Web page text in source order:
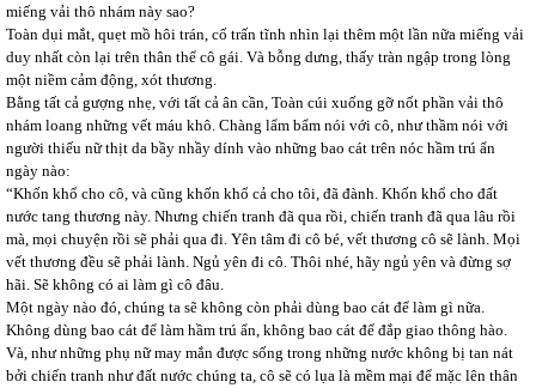
miếng vải thô nhám này sao?
Toàn dụi mắt, quẹt mồ hôi trán, cố trấn tĩnh nhìn lại thêm một lần nữa miếng vải
duy nhất còn lại trên thân thể cô gái. Và bỗng dưng, thấy tràn ngập trong lòng
một niềm cảm động, xót thương.
Bằng tất cả gượng nhẹ, với tất cả ân cần, Toàn cúi xuống gỡ nốt phần vải thô
nhám loang những vết máu khô. Chàng lẩm bẩm nói với cô, như thầm nói với
người thiếu nữ thịt da bầy nhầy dính vào những bao cát trên nóc hầm trú ẩn
ngày nào:
“Khốn khổ cho cô, và cũng khốn khổ cả cho tôi, đã đành. Khốn khổ cho đất
nước tang thương này. Nhưng chiến tranh đã qua rồi, chiến tranh đã qua lâu rồi
mà, mọi chuyện rồi sẽ phải qua đi. Yên tâm đi cô bé, vết thương cô sẽ lành. Mọi
vết thương đều sẽ phải lành. Ngủ yên đi cô. Thôi nhé, hãy ngủ yên và đừng sợ
hãi. Sẽ không có ai làm gì cô đâu.
Một ngày nào đó, chúng ta sẽ không còn phải dùng bao cát để làm gì nữa.
Không dùng bao cát để làm hầm trú ẩn, không bao cát để đắp giao thông hào.
Và, như những phụ nữ may mắn được sống trong những nước không bị tan nát
bởi chiến tranh như đất nước chúng ta, cô sẽ có lụa là mềm mại để mặc lên thân